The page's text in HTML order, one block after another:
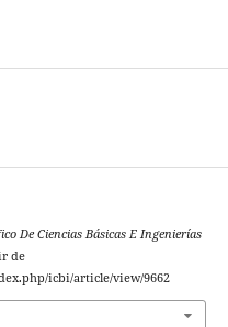
De Ciencias Básicas E Ingenierías
de
icbi/article/view/9662